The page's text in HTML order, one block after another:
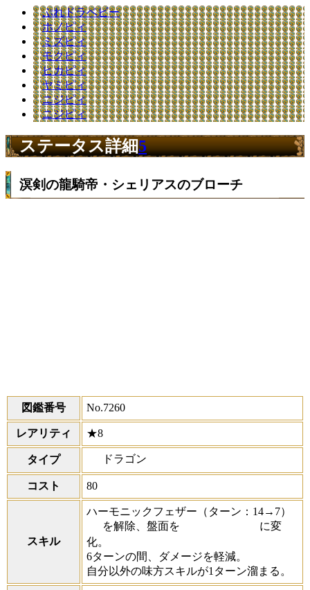
ぷれドラベビー
ホノピィ
ミズピィ
モクピィ
ヒカピィ
ヤミピィ
ニジピィ
ニジピィ
ステータス詳細5
溟剣の龍騎帝・シェリアスのブローチ
図鑑番号 No.7260
レアリティ ★8
タイプ ドラゴン
コスト 80
スキル
ハーモニックフェザー （ターン：14→7）
を解除、盤面を
に変
化。
6ターンの間、ダメージを軽減。
自分以外の味方スキルが1ターン溜まる。